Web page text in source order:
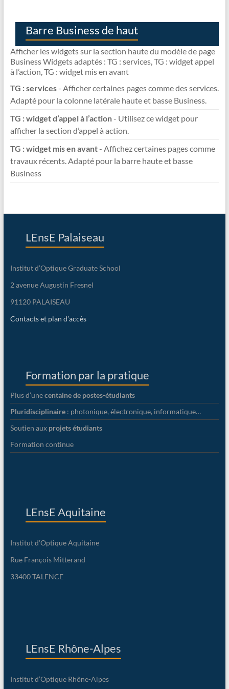
Barre Business de haut
Afficher les widgets sur la section haute du modèle de page
Business Widgets adaptés : TG : services, TG : widget appel
à l’action, TG : widget mis en avant
TG : services- Afficher certaines pages comme des services.
Adapté pour la colonne latérale haute et basse Business.
TG : widget d’appel à l’action- Utilisez ce widget pour
afficher la section d’appel à action.
TG : widget mis en avant- Affichez certaines pages comme
travaux récents. Adapté pour la barre haute et basse
Business
LEnsE Palaiseau
Institut d’Optique Graduate School
2 avenue Augustin Fresnel
91120 PALAISEAU
Contacts et plan d’accès
Formation par la pratique
Plus d’unecentaine de postes-étudiants
Pluridisciplinaire: photonique, électronique, informatique…
Soutien aux projets étudiants
Formation continue
LEnsE Aquitaine
Institut d’Optique Aquitaine
Rue François Mitterand
33400 TALENCE
LEnsE Rhône-Alpes
Institut d’Optique Rhône-Alpes